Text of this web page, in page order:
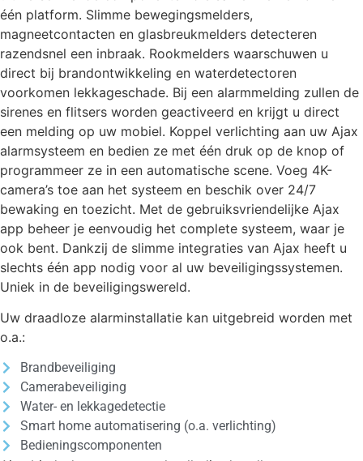
één platform. Slimme bewegingsmelders,
magneetcontacten en glasbreukmelders detecteren
razendsnel een inbraak. Rookmelders waarschuwen u
direct bij brandontwikkeling en waterdetectoren
voorkomen lekkageschade. Bij een alarmmelding zullen de
sirenes en flitsers worden geactiveerd en krijgt u direct
een melding op uw mobiel. Koppel verlichting aan uw Ajax
alarmsysteem en bedien ze met één druk op de knop of
programmeer ze in een automatische scene. Voeg 4K-
camera’s toe aan het systeem en beschik over 24/7
bewaking en toezicht. Met de gebruiksvriendelijke Ajax
app beheer je eenvoudig het complete systeem, waar je
ook bent. Dankzij de slimme integraties van Ajax heeft u
slechts één app nodig voor al uw beveiligingssystemen.
Uniek in de beveiligingswereld.
Uw draadloze alarminstallatie kan uitgebreid worden met
o.a.:
Brandbeveiliging
Camerabeveiliging
Water- en lekkagedetectie
Smart home automatisering (o.a. verlichting)
Bedieningscomponenten